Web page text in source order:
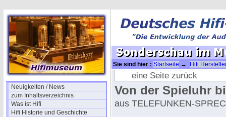
Neuigkeiten / News
zum Inhaltsverzeichnis
Was ist Hifi
Hifi Historie und Geschichte
Sie sind hier : Startseite →
Hifi
Sprecher→ Sonderschau im Museum
eine Seite zurück
Von der Spieluhr
aus TELEFUNKEN-